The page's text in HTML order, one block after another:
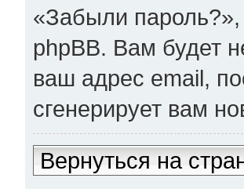
«Забыли
phpBB. Вам будет
ваш адрес email,
сгенерирует вам
Вернуться на